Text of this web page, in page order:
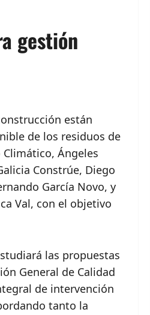
gestión
están
de los residuos de
Ángeles
Constrúe, Diego
García Novo, y
Val, con el objetivo
las propuestas
General de Calidad
de intervención
tanto la